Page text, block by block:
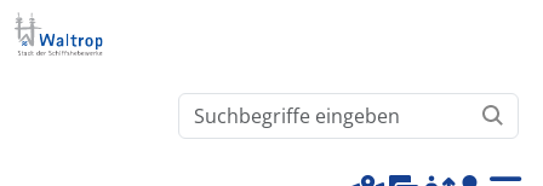
Direkt zum Inhalt
Waltrop.de durchsuchen
Top-Menu